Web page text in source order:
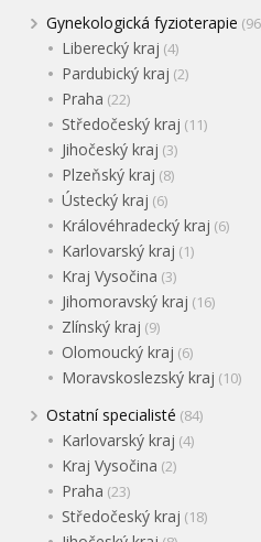
Gynekologická fyzioterapie
Liberecký kraj (4)
Pardubický kraj (2)
Praha (22)
Středočeský kraj (11)
Jihočeský kraj (3)
Plzeňský kraj (8)
Ústecký kraj (6)
Královéhradecký kraj (6)
Karlovarský kraj (1)
Kraj Vysočina (3)
Jihomoravský kraj (16)
Zlínský kraj (9)
Olomoucký kraj (6)
Moravskoslezský kraj (10)
Ostatní specialisté (84)
Karlovarský kraj (4)
Kraj Vysočina (2)
Praha (23)
Středočeský kraj (18)